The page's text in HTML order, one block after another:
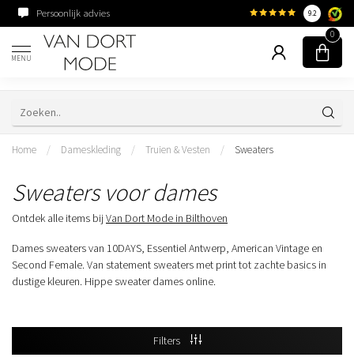
Persoonlijk advies Familiebedrijf sinds
9.2
MENU
0
Home / Dameskleding / Truien & Vesten / Sweaters
Sweaters voor dames
Ontdek alle items bij Van Dort Mode in Bilthoven
Dames sweaters van 10DAYS, Essentiel Antwerp, American Vintage en
Second Female. Van statement sweaters met print tot zachte basics in
dustige kleuren. Hippe sweater dames online.
Filters